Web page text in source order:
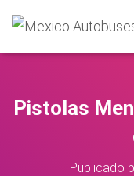
Pistolas
Publicado